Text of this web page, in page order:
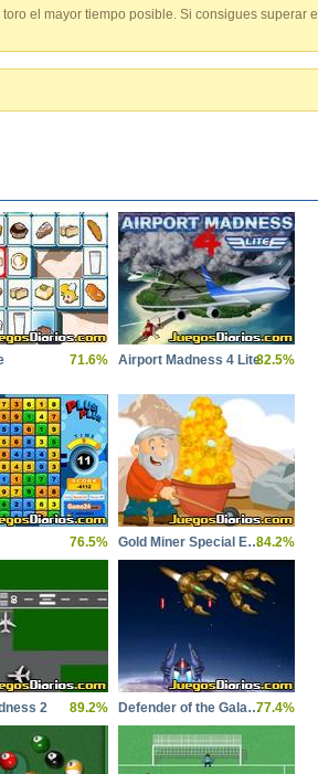
el mayor tiempo posible. Si consigues superar el
71.6% Airport Madness 4 Lite82.5%
76.5% Gold Miner Special Edition84.2%
2 89.2% Defender of the Galaxy77.4%